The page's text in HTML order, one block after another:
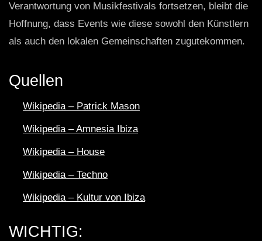
Verantwortung von Musikfestivals fortsetzen, bleibt die
Hoffnung, dass Events wie diese sowohl den Künstlern
als auch den lokalen Gemeinschaften zugutekommen.
Quellen
Wikipedia – Patrick Mason
Wikipedia – Amnesia Ibiza
Wikipedia – House
Wikipedia – Techno
Wikipedia – Kultur von Ibiza
WICHTIG: